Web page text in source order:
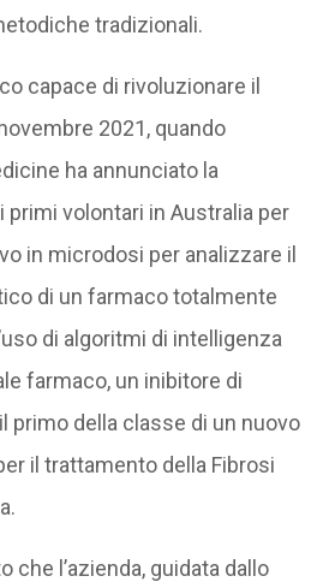
tradizionali.
capace di rivoluzionare il
2021, quando
ha annunciato la
volontari in Australia per
in microdosi per analizzare il
di un farmaco totalmente
di algoritmi di intelligenza
farmaco, un inibitore di
primo della classe di un nuovo
il trattamento della Fibrosi
che l’azienda, guidata dallo